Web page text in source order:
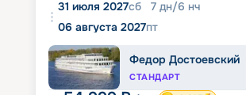
31 июля 2027сб 7 дн/6 нч
06 августа 2027пт
Федор Достоевский
СТАНДАРТ